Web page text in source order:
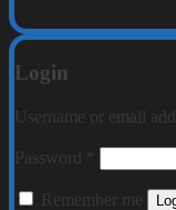
Login
Username or email
Password
Remember me